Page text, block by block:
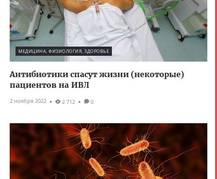
МЕДИЦИНА, ФИЗИОЛОГИЯ, ЗДОРОВЬЕ
Антибиотики спасут жизни (некоторые)
пациентов на ИВЛ
2 ноября 2022 2 712 0